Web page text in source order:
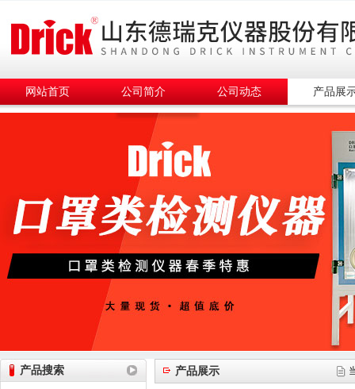
网站首页 公司简介 公司动态 产品展
产品搜索 产品展示